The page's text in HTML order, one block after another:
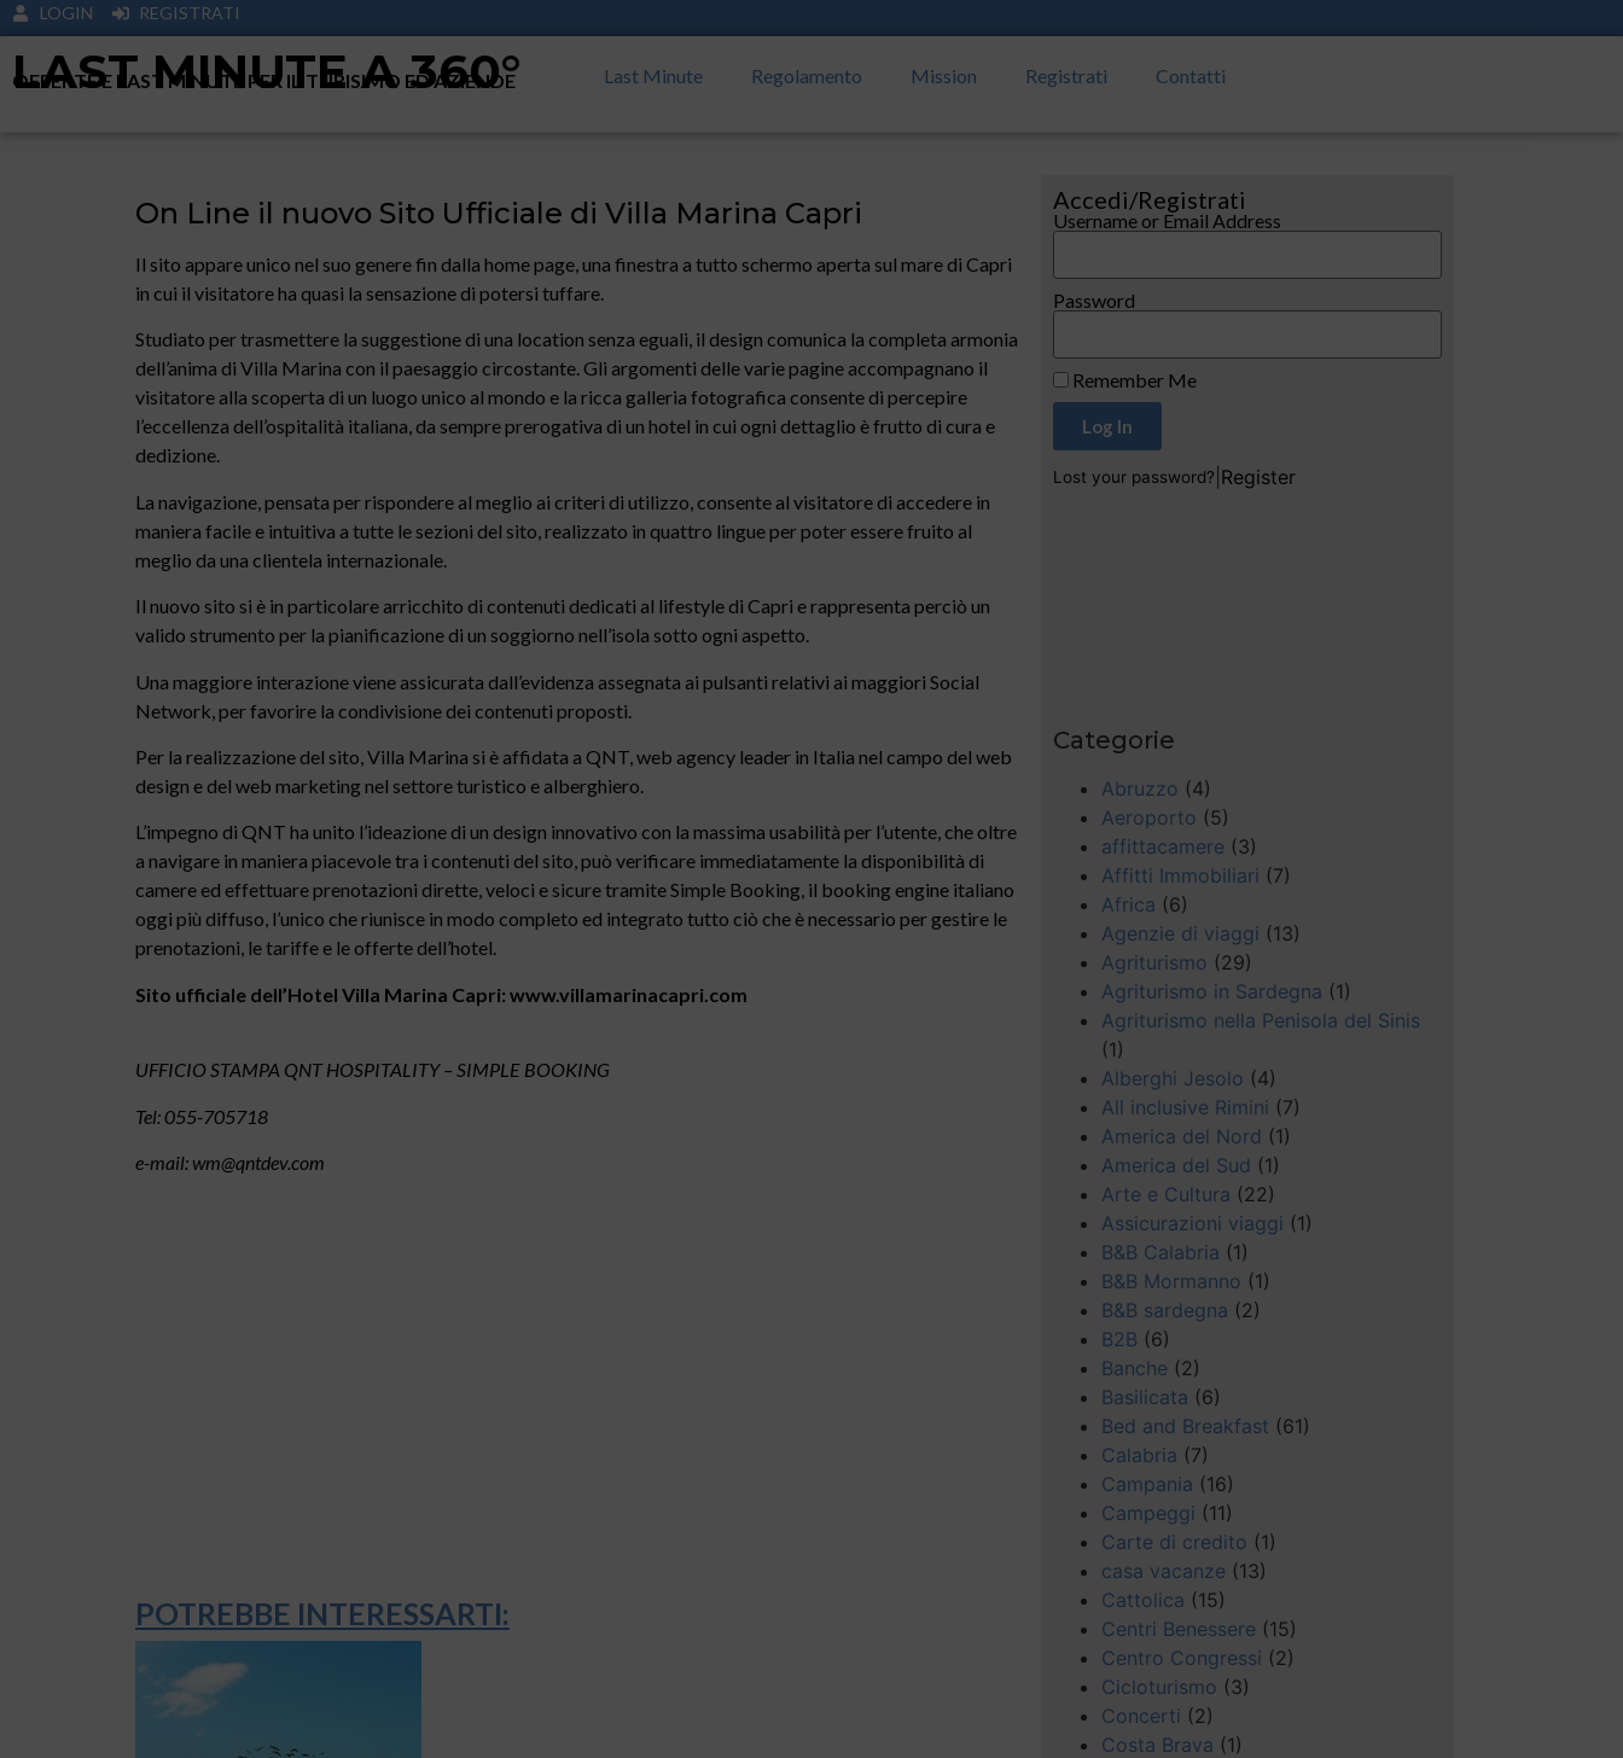
LOGIN REGISTRATI
LAST MINUTE A 360°
OFFERTE E LAST MINUTE PER IL TURISIMO ED AZIENDE Last Minute Regolamento Mission Registrati Contatti
On Line il nuovo Sito Ufficiale di Villa Marina Capri
Il sito appare unico nel suo genere fin dalla home page, una finestra a tutto schermo aperta sul mare di Capri
in cui il visitatore ha quasi la sensazione di potersi tuffare.
Studiato per trasmettere la suggestione di una location senza eguali, il design comunica la completa armonia
dell’anima di Villa Marina con il paesaggio circostante. Gli argomenti delle varie pagine accompagnano il
visitatore alla scoperta di un luogo unico al mondo e la ricca galleria fotografica consente di percepire
l’eccellenza dell’ospitalità italiana, da sempre prerogativa di un hotel in cui ogni dettaglio è frutto di cura e
dedizione.
La navigazione, pensata per rispondere al meglio ai criteri di utilizzo, consente al visitatore di accedere in
maniera facile e intuitiva a tutte le sezioni del sito, realizzato in quattro lingue per poter essere fruito al
meglio da una clientela internazionale.
Il nuovo sito si è in particolare arricchito di contenuti dedicati al lifestyle di Capri e rappresenta perciò un
valido strumento per la pianificazione di un soggiorno nell’isola sotto ogni aspetto.
Una maggiore interazione viene assicurata dall’evidenza assegnata ai pulsanti relativi ai maggiori Social
Network, per favorire la condivisione dei contenuti proposti.
Per la realizzazione del sito, Villa Marina si è affidata a QNT, web agency leader in Italia nel campo del web
design e del web marketing nel settore turistico e alberghiero.
L’impegno di QNT ha unito l’ideazione di un design innovativo con la massima usabilità per l’utente, che oltre
a navigare in maniera piacevole tra i contenuti del sito, può verificare immediatamente la disponibilità di
camere ed effettuare prenotazioni dirette, veloci e sicure tramite Simple Booking, il booking engine italiano
oggi più diffuso, l’unico che riunisce in modo completo ed integrato tutto ciò che è necessario per gestire le
prenotazioni, le tariffe e le offerte dell’hotel.
Sito ufficiale dell’Hotel Villa Marina Capri: www.villamarinacapri.com
UFFICIO STAMPA QNT HOSPITALITY – SIMPLE BOOKING
Tel: 055-705718
e-mail: wm@qntdev.com
POTREBBE INTERESSARTI:
Accedi/Registrati
Username or Email Address
Password
Remember Me
Log In
Lost your password? Register
Categorie
Abruzzo (4)
Aeroporto (5)
affittacamere (3)
Affitti Immobiliari (7)
Africa (6)
Agenzie di viaggi (13)
Agriturismo (29)
Agriturismo in Sardegna (1)
Agriturismo nella Penisola del Sinis
(1)
Alberghi Jesolo (4)
All inclusive Rimini (7)
America del Nord (1)
America del Sud (1)
Arte e Cultura (22)
Assicurazioni viaggi (1)
B&B Calabria (1)
B&B Mormanno (1)
B&B sardegna (2)
B2B (6)
Banche (2)
Basilicata (6)
Bed and Breakfast (61)
Calabria (7)
Campania (16)
Campeggi (11)
Carte di credito (1)
casa vacanze (13)
Cattolica (15)
Centri Benessere (15)
Centro Congressi (2)
Cicloturismo (3)
Concerti (2)
Costa Brava (1)